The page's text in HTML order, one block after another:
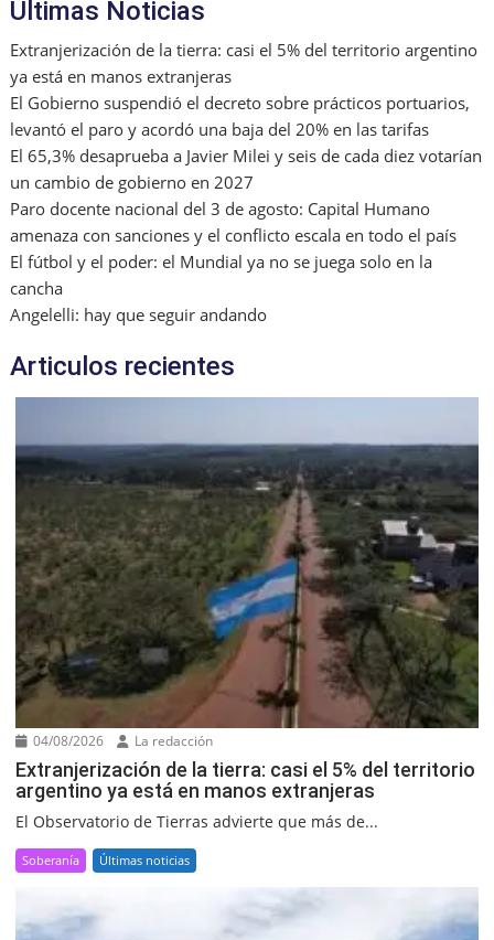
Ultimas Noticias
Extranjerización de la tierra: casi el 5% del territorio argentino
ya está en manos extranjeras
El Gobierno suspendió el decreto sobre prácticos portuarios,
levantó el paro y acordó una baja del 20% en las tarifas
El 65,3% desaprueba a Javier Milei y seis de cada diez votarían
un cambio de gobierno en 2027
Paro docente nacional del 3 de agosto: Capital Humano
amenaza con sanciones y el conflicto escala en todo el país
El fútbol y el poder: el Mundial ya no se juega solo en la
cancha
Angelelli: hay que seguir andando
Articulos recientes
04/08/2026 La redacción
Extranjerización de la tierra: casi el 5% del territorio
argentino ya está en manos extranjeras
El Observatorio de Tierras advierte que más de...
Soberanía Últimas noticias